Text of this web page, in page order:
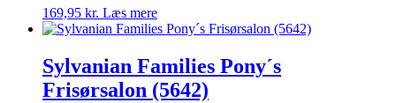
169,95 kr. Læs mere
Sylvanian Families Pony´s
Frisørsalon (5642)